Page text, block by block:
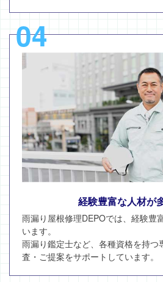
04
経験豊富な人材が
雨漏り屋根修理DEPOでは、経験豊
います。
雨漏り鑑定士など、各種資格を持つ
査・ご提案をサポートしています。